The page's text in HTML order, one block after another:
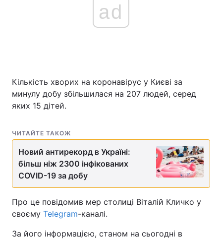
Головна Війна
Економіка
Техно і зв'язок
Зброя Інциденти
ad
Кількість хворих на коронавірус у Києві за
минулу добу збільшилася на 207 людей, серед
яких 15 дітей.
ЧИТАЙТЕ ТАКОЖ
Новий антирекорд в Україні:
більш ніж 2300 інфікованих
COVID-19 за добу
Про це повідомив мер столиці Віталій Кличко у
своєму Telegram-каналі.
За його інформацією, станом на сьогодні в